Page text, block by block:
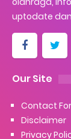
uptodate
Our Site
Contact
Disclaimer
Privacy